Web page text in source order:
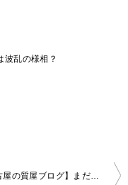
乱の様相？
【名古屋の質屋ブログ】まだ動くから大丈夫？その考えが損を招くことも